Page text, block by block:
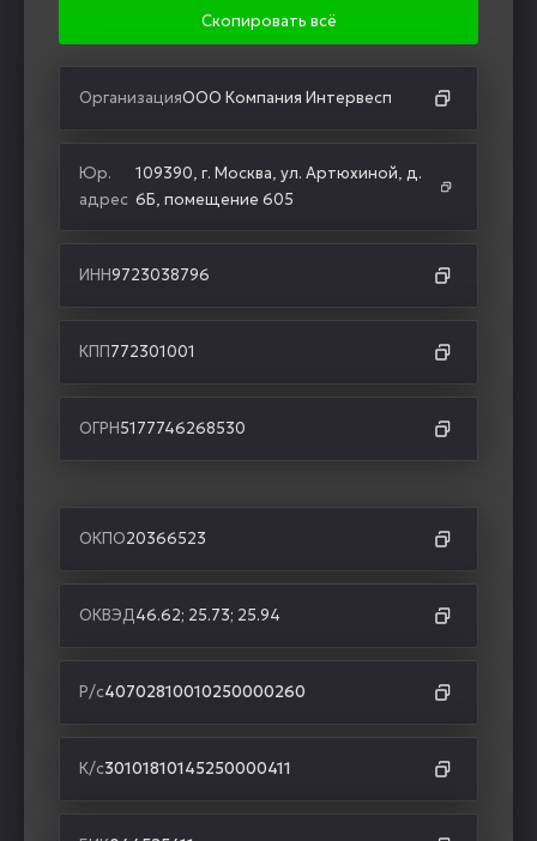
Скопировать всё
ОрганизацияООО Компания Интервесп
Юр.
адрес
109390, г. Москва, ул. Артюхиной, д.
6Б, помещение 605
ИНН9723038796
КПП772301001
ОГРН5177746268530
ОКПО20366523
ОКВЭД46.62; 25.73; 25.94
Р/с40702810010250000260
К/с30101810145250000411